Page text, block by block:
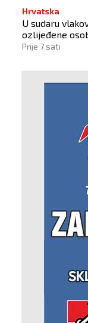
Hrvatska
U sudaru
ozlijeđene
liječenju
Prije 7 sati